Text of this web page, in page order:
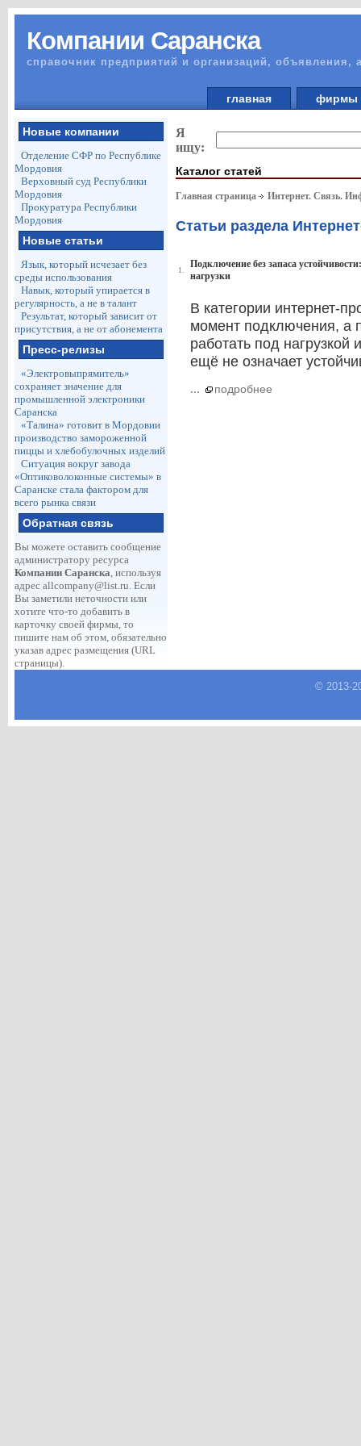
Компании Саранска
справочник предприятий и организаций, объявления,
главная
Новые компании
Отделение СФР по Республике
Мордовия
Верховный суд Республики
Мордовия
Прокуратура Республики
Мордовия
Новые статьи
Язык, который исчезает без
среды использования
Навык, который упирается в
регулярность, а не в талант
Результат, который зависит от
присутствия, а не от абонемента
Пресс-релизы
«Электровыпрямитель»
сохраняет значение для
промышленной электроники
Саранска
«Талина» готовит в Мордовии
производство замороженной
пиццы и хлебобулочных изделий
Ситуация вокруг завода
«Оптиковолоконные системы» в
Саранске стала фактором для
всего рынка связи
Обратная связь
Вы можете оставить сообщение
администратору ресурса
Компании Саранска, используя
адрес allcompany@list.ru. Если
Вы заметили неточности или
хотите что-то добавить в
карточку своей фирмы, то
пишите нам об этом, обязательно
указав адрес размещения (URL
страницы).
Я
ищу:
Каталог статей
Главная страница Интернет. Связь.
Статьи раздела
1.
Подключение без запаса
нагрузки
В категории интернет-
момент подключения, а
работать под нагрузкой
ещё не означает
... подробнее
© 2013-